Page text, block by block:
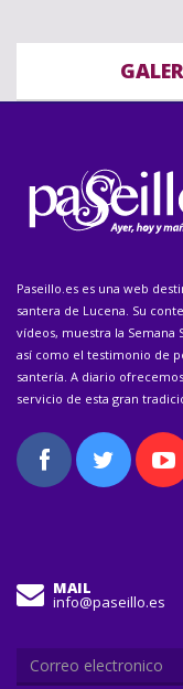
Paseillo.es es una web
santera de Lucena. Su
vídeos, muestra la Semana
así como el testimonio de
santería. A diario
servicio de esta gran
MAIL
info@paseillo.es